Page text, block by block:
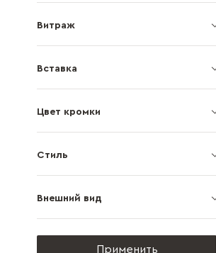
Витраж
Вставка
Цвет кромки
Стиль
Внешний вид